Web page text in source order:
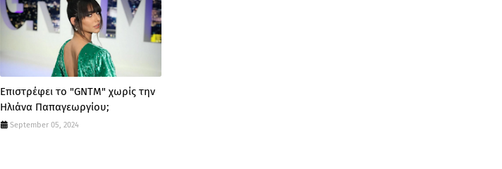
Επιστρέφει το "GNTM" χωρίς την
Ηλιάνα Παπαγεωργίου;
September 05, 2024